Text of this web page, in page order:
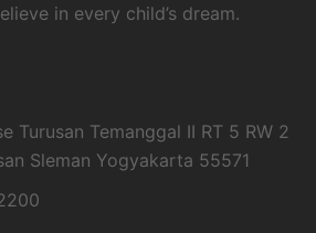
in every child’s dream.
Turusan Temanggal II RT 5 RW 2
Sleman Yogyakarta 55571